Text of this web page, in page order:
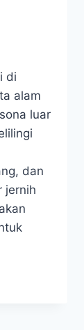
di
alam
luar
dan
jernih